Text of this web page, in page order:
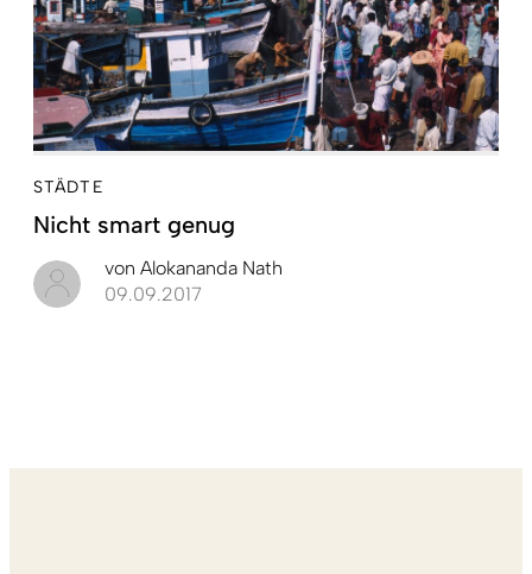
STÄDTE
Nicht smart genug
von Alokananda Nath
09.09.2017